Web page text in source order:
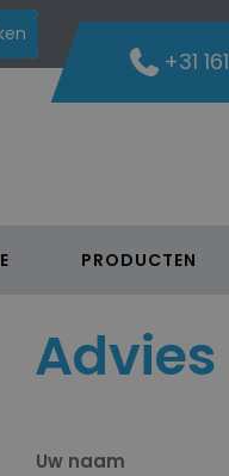
+31
PRODUCTEN
Uw naam